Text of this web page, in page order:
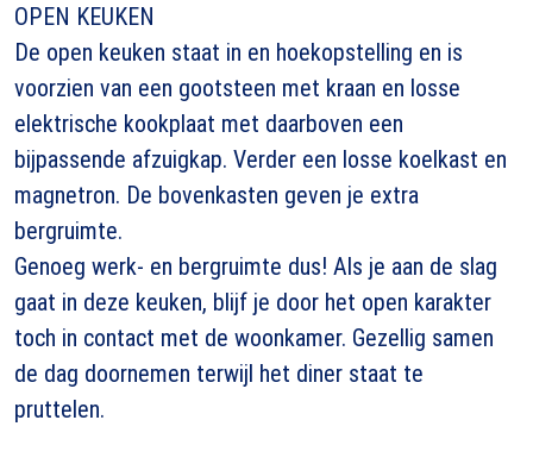
OPEN KEUKEN
De open keuken staat in en hoekopstelling en is
voorzien van een gootsteen met kraan en losse
elektrische kookplaat met daarboven een
bijpassende afzuigkap. Verder een losse koelkast en
magnetron. De bovenkasten geven je extra
bergruimte.
Genoeg werk- en bergruimte dus! Als je aan de slag
gaat in deze keuken, blijf je door het open karakter
toch in contact met de woonkamer. Gezellig samen
de dag doornemen terwijl het diner staat te
pruttelen.